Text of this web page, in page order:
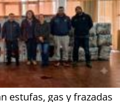
estufas, gas y frazadas